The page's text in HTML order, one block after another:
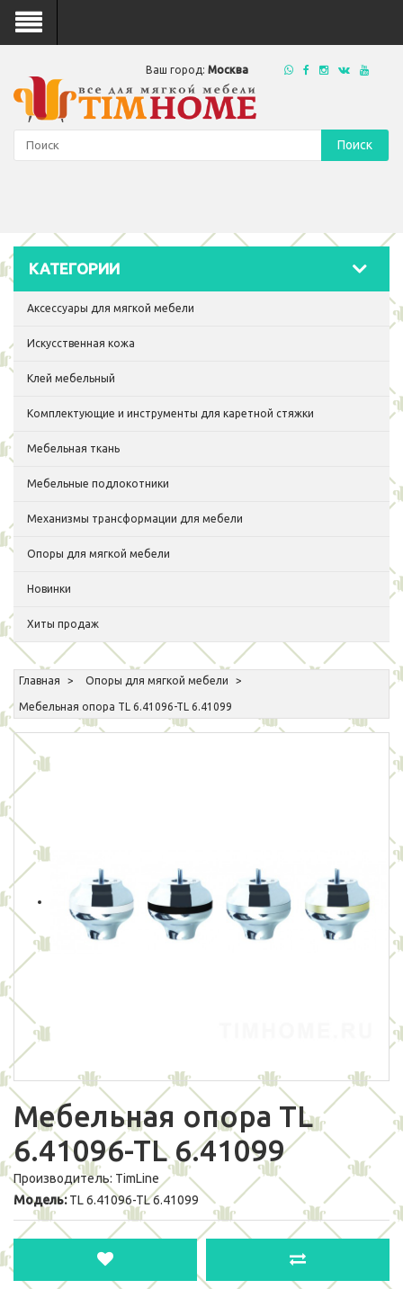
Ваш город: Москва
Поиск
КАТЕГОРИИ
Аксессуары для мягкой мебели
Искусственная кожа
Клей мебельный
Комплектующие и инструменты для каретной стяжки
Мебельная ткань
Мебельные подлокотники
Механизмы трансформации для мебели
Опоры для мягкой мебели
Новинки
Хиты продаж
Главная Опоры для мягкой мебели
Мебельная опора TL 6.41096-TL 6.41099
Мебельная опора TL
6.41096-TL 6.41099
Производитель: TimLine
Модель: TL 6.41096-TL 6.41099